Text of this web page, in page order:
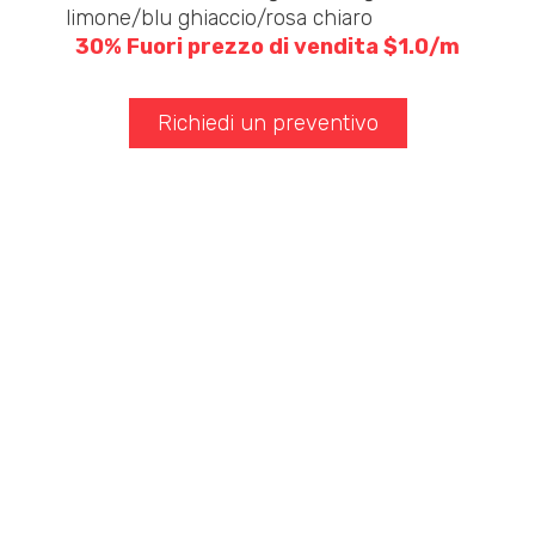
limone/blu ghiaccio/rosa chiaro
30% Fuori prezzo di vendita $1.0/m
Richiedi un preventivo